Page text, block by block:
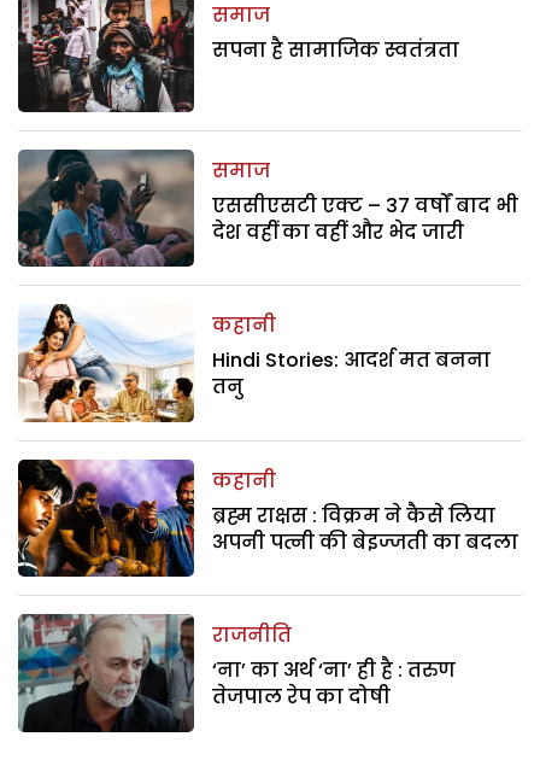
समाज
सपना है सामाजिक स्वतंत्रता
समाज
एससीएसटी एक्ट – 37 वर्षों बाद भी
देश वहीं का वहीं और भेद जारी
कहानी
Hindi Stories: आदर्श मत बनना
तनु
कहानी
ब्रह्म राक्षस : विक्रम ने कैसे लिया
अपनी पत्नी की बेइज्जती का बदला
राजनीति
‘ना’ का अर्थ ‘ना’ ही है : तरुण
तेजपाल रेप का दोषी